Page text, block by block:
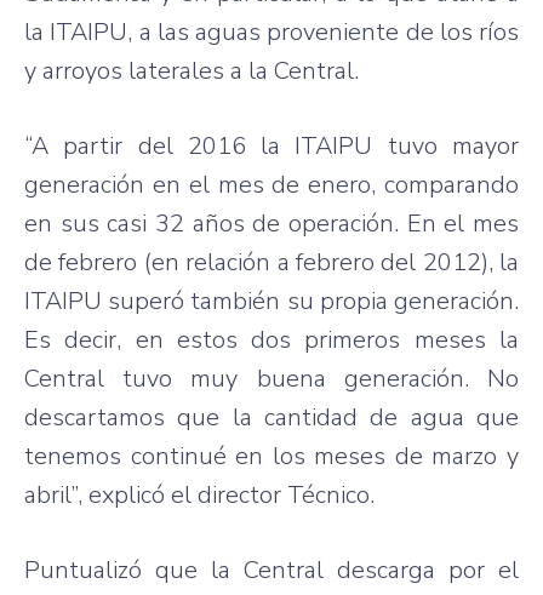
la ITAIPU, a las aguas proveniente de los ríos
y arroyos laterales a la Central.
“A partir del 2016 la ITAIPU tuvo mayor
generación en el mes de enero, comparando
en sus casi 32 años de operación. En el mes
de febrero (en relación a febrero del 2012), la
ITAIPU superó también su propia generación.
Es decir, en estos dos primeros meses la
Central tuvo muy buena generación. No
descartamos que la cantidad de agua que
tenemos continué en los meses de marzo y
abril”, explicó el director Técnico.
Puntualizó que la Central descarga por el